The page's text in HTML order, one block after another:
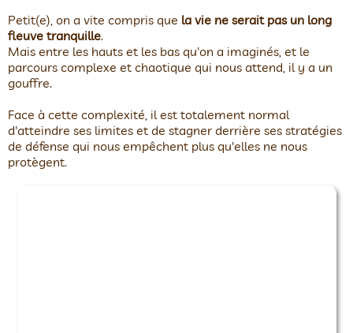
Petit(e), on a vite compris que la vie ne serait pas un long
fleuve tranquille.
Mais entre les hauts et les bas qu'on a imaginés, et le
parcours complexe et chaotique qui nous attend, il y a un
gouffre.
Face à cette complexité, il est totalement normal
d'atteindre ses limites et de stagner derrière ses stratégies
de défense qui nous empêchent plus qu'elles ne nous
protègent.